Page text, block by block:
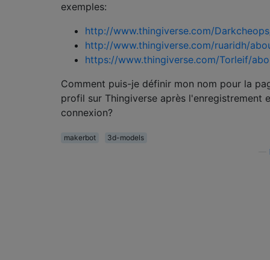
exemples:
http://www.thingiverse.com/
http://www.thingiverse.com/ruaridh/
https://www.thingiverse.com/Torleif/
Comment puis-je définir mon nom pour la
profil sur Thingiverse après l'enregistrement
connexion?
makerbot
3d-models